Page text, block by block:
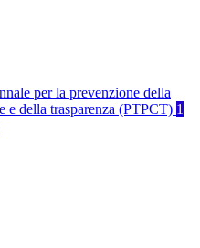
per la prevenzione della
e della trasparenza (PTPCT) 1